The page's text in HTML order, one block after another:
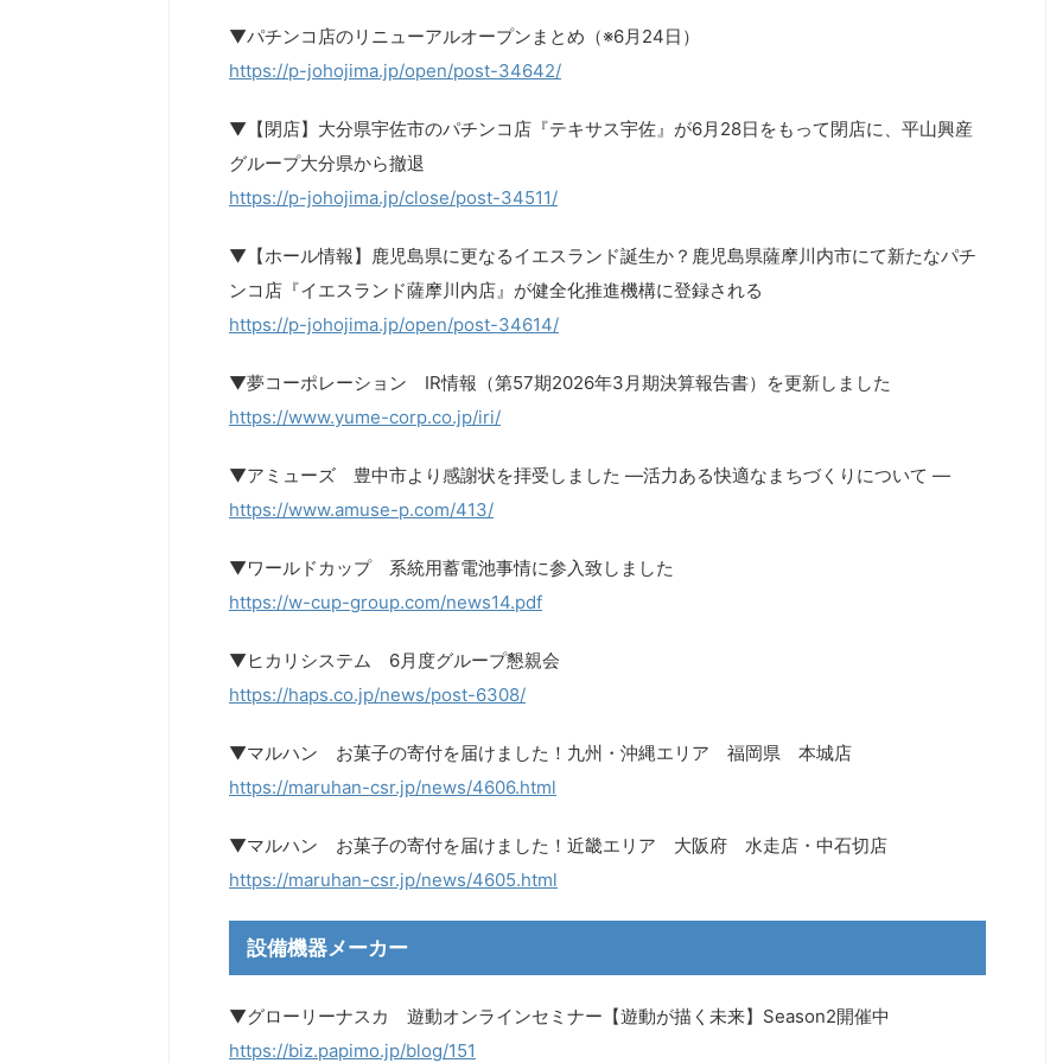
▼パチンコ店のリニューアルオープンまとめ（※6月24日）
https://p-johojima.jp/open/post-34642/
▼【閉店】大分県宇佐市のパチンコ店『テキサス宇佐』が6月28日をもって閉店に、平山興産
グループ大分県から撤退
https://p-johojima.jp/close/post-34511/
▼【ホール情報】鹿児島県に更なるイエスランド誕生か？鹿児島県薩摩川内市にて新たなパチ
ンコ店『イエスランド薩摩川内店』が健全化推進機構に登録される
https://p-johojima.jp/open/post-34614/
▼夢コーポレーション IR情報（第57期2026年3月期決算報告書）を更新しました
https://www.yume-corp.co.jp/iri/
▼アミューズ 豊中市より感謝状を拝受しました ―活力ある快適なまちづくりについて ―
https://www.amuse-p.com/413/
▼ワールドカップ 系統用蓄電池事情に参入致しました
https://w-cup-group.com/news14.pdf
▼ヒカリシステム 6月度グループ懇親会
https://haps.co.jp/news/post-6308/
▼マルハン お菓子の寄付を届けました！九州・沖縄エリア 福岡県 本城店
https://maruhan-csr.jp/news/4606.html
▼マルハン お菓子の寄付を届けました！近畿エリア 大阪府 水走店・中石切店
https://maruhan-csr.jp/news/4605.html
設備機器メーカー
▼グローリーナスカ 遊動オンラインセミナー【遊動が描く未来】Season2開催中
https://biz.papimo.jp/blog/151